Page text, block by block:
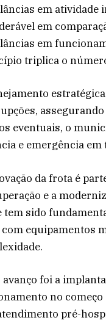
em atividade
em
em
triplica o
eventuais, o
e emergência em
da frota é
e a
tem sido
equipamentos
foi a
no começo
pré-